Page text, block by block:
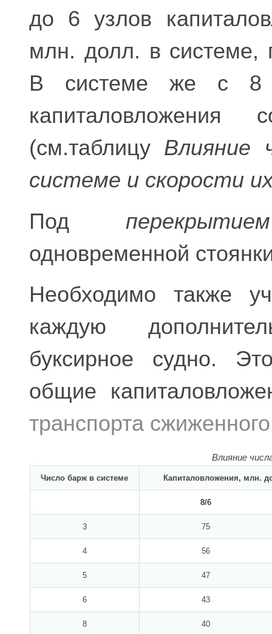
до 6 узлов
млн. долл. в системе,
В системе же с 8
(см.таблицу Влияние
системе и скорости
Под перекрытием
одновременной
Необходимо также
каждую
буксирное судно.
общие
транспорта
Влияние
Число барж в системе Капиталовложения, млн.
8/6
3 75
4 56
5 47
6 43
8 40